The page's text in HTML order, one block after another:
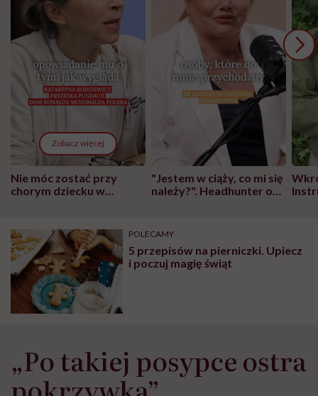
Zobacz więcej
Nie móc zostać przy
chorym dziecku w
może chyba tylko
głupota i brak
wyobraźni"
"Jestem w ciąży, co mi się
należy?". Headhunter o
pracy
POLECAMY
5 przepisów na pierniczki. Upiecz
i poczuj magię świąt
„Po takiej posypce ostra